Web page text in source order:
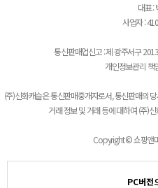
대표 :
사업자 :
통신판매업신고 : 제 광주서구
개인정보관리 책
(주)신화캐슬은 통신판매중개자로서, 통신판매의
거래 정보 및 거래 등에 대하여 (주)
Copyright © 쇼핑앤
PC버전